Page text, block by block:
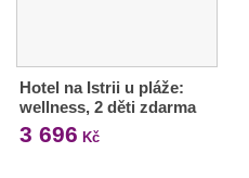
Hotel na Istrii u pláže:
wellness, 2 děti zdarma
3 696 Kč